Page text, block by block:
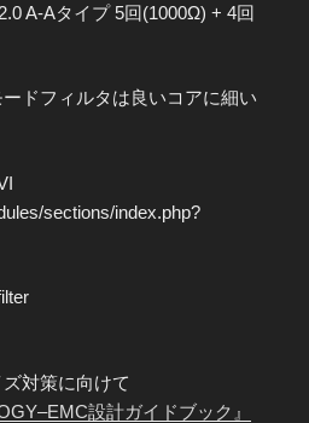
A-Aタイプ 5回(1000Ω) + 4回
ドフィルタは良いコアに細い
sections/index.php?
対策に向けて
設計ガイドブック』